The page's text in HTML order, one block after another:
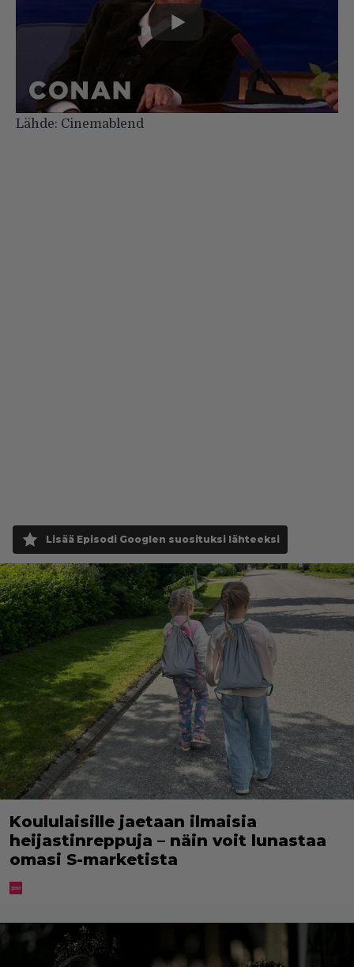
Lähde: Cinemablend
Lisää Episodi Googlen suosituksi lähteeksi
Koululaisille jaetaan ilmaisia
heijastinreppuja – näin voit lunastaa
omasi S-marketista